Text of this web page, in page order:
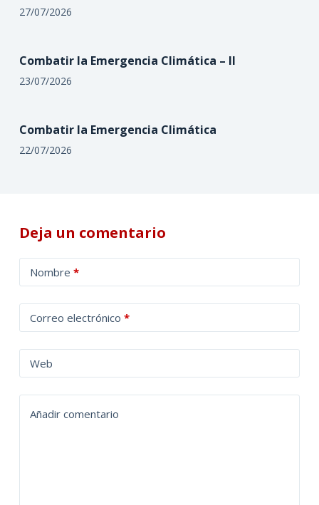
27/07/2026
Combatir la Emergencia Climática – II
23/07/2026
Combatir la Emergencia Climática
22/07/2026
Deja un comentario
Nombre *
Correo electrónico *
Web
Añadir comentario
l
t
a
t